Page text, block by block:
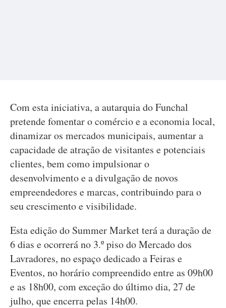
Com esta iniciativa, a autarquia do Funchal
pretende fomentar o comércio e a economia local,
dinamizar os mercados municipais, aumentar a
capacidade de atração de visitantes e potenciais
clientes, bem como impulsionar o
desenvolvimento e a divulgação de novos
empreendedores e marcas, contribuindo para o
seu crescimento e visibilidade.
Esta edição do Summer Market terá a duração de
6 dias e ocorrerá no 3.º piso do Mercado dos
Lavradores, no espaço dedicado a Feiras e
Eventos, no horário compreendido entre as 09h00
e as 18h00, com exceção do último dia, 27 de
julho, que encerra pelas 14h00.